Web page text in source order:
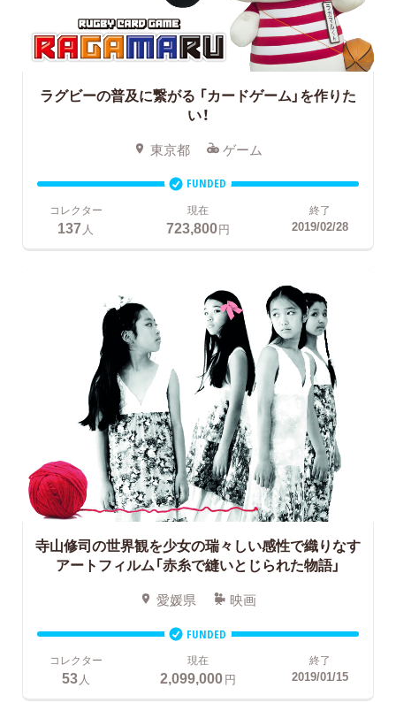
ラグビーの普及に繋がる 「カードゲーム」を作りた
い！
東京都 ゲーム
FUNDED
コレクター
137人
現在
723,800円
終了
2019/02/28
寺山修司の世界観を少女の瑞々しい感性で織りなす
アートフィルム「赤糸で縫いとじられた物語」
愛媛県 映画
FUNDED
コレクター
53人
現在
2,099,000円
終了
2019/01/15